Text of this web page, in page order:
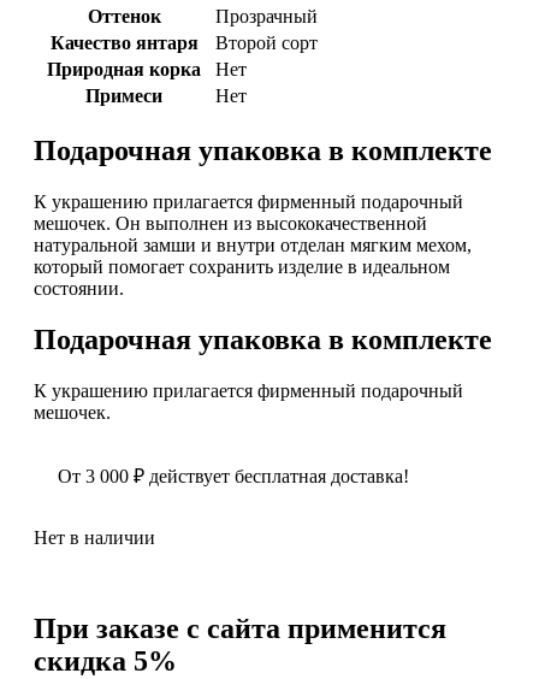
Оттенок
Прозрачный
Качество янтаря
Второй сорт
Природная корка
Нет
Примеси
Нет
Подарочная упаковка в комплекте
К украшению прилагается фирменный подарочный
мешочек. Он выполнен из высококачественной
натуральной замши и внутри отделан мягким мехом,
который помогает сохранить изделие в идеальном
состоянии.
Подарочная упаковка в комплекте
К украшению прилагается фирменный подарочный
мешочек.
От 3 000 ₽ действует бесплатная доставка!
Нет в наличии
При заказе с сайта применится
скидка 5%